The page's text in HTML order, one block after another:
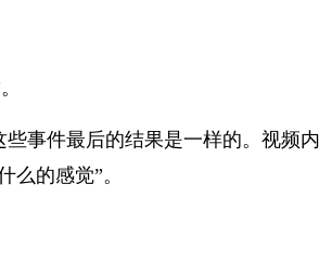
事件最后的结果是一样的。视频
的感觉”。